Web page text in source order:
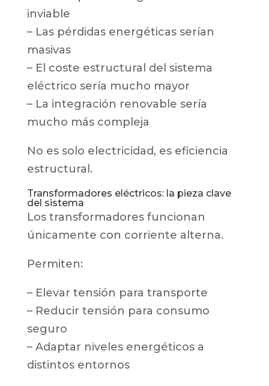
inviable
– Las pérdidas energéticas serían
masivas
– El coste estructural del sistema
eléctrico sería mucho mayor
– La integración renovable sería
mucho más compleja
No es solo electricidad, es eficiencia
estructural.
Transformadores eléctricos: la pieza clave
del sistema
Los transformadores funcionan
únicamente con corriente alterna.
Permiten:
– Elevar tensión para transporte
– Reducir tensión para consumo
seguro
– Adaptar niveles energéticos a
distintos entornos